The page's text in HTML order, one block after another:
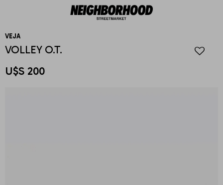
VEJA
VOLLEY O.T.
U$S 200